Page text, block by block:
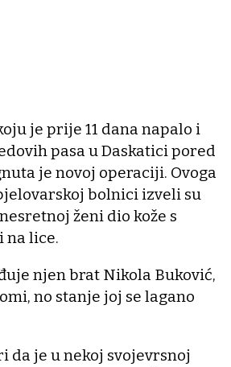
je prije 11 dana napalo i
pasa u Daskatici pored
je novoj operaciji. Ovoga
bolnici izveli su
ženi dio kože s
na lice.
njen brat Nikola Buković,
no stanje joj se lagano
da je u nekoj svojevrsnoj